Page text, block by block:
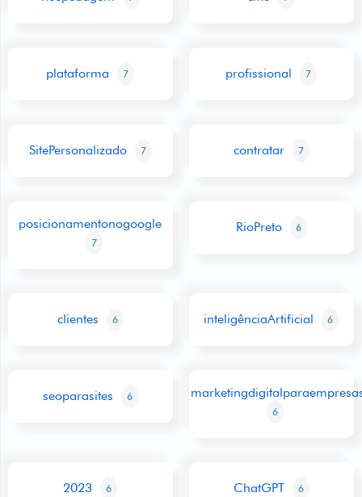
plataforma 7 profissional 7
SitePersonalizado 7 contratar 7
posicionamentonogoogle
7
RioPreto 6
clientes 6 inteligênciaArtificial 6
seoparasites 6
6
2023 6 ChatGPT 6